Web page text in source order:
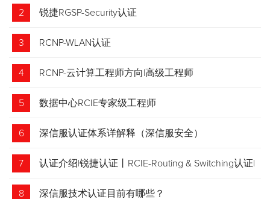
2 锐捷RGSP-Security认证
3 RCNP-WLAN认证
4 RCNP-云计算工程师方向|高级工程师
5 数据中心RCIE专家级工程师
6 深信服认证体系详解释（深信服安全）
7 认证介绍|锐捷认证丨RCIE-Routing & Switching认证|
专家级网络工程师
8 深信服技术认证目前有哪些？